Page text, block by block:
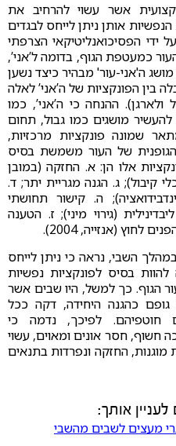
אשר עשוי להרחיב את
אותן ניתן לייחס לבגדים
הפסיכואנליטיקאי הצרפתי
כמעטפת הגוף, בדומה ל’אני’,
ה'אני-עור' מבהיר כיצד נשען
בין הפונקציות של ה’אני’ לאלה
ההנחה כי ה’אני’, כמו
מושגים כמו גבול, תחום
אנזייה מתאר שמונה פונקציות מרכזיות,
של העור משמשת בסיס
אלו הן: א. החזקה (במובן
קיבול); ג. הגנה מגריית יתר; ד.
ה. קישור תחושתי
(גירוי מיני); ז. הטענה
לחוץ (אנזייה, 2004).
השבי, נראה כי ניתן לייחס
להוות בסיס לפונקציות נפשיות
הגוף. כך למשל, היו שבים אשר
כהגנה היחידה, דקה ככל
חוטפיהם. לפיכך, נדמה כי
חשוף, חסר אונים ומאוים, עשוי
החזקה ונפרדות בתנאים
אותך:
מעצים לשבים מהשבי